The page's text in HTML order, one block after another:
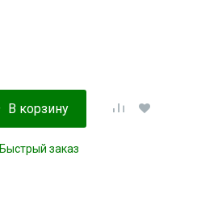
В корзину
Быстрый заказ